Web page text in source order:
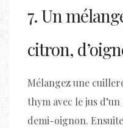
7. Un
citron,
Mélangez une
thym avec le jus
demi-oignon.